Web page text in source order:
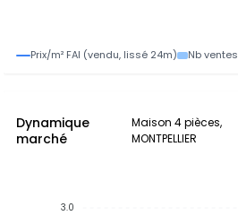
Prix/m² FAI (vendu, lissé 24m) Nb ventes
Dynamique
marché
Maison 4 pièces,
MONTPELLIER
3.0